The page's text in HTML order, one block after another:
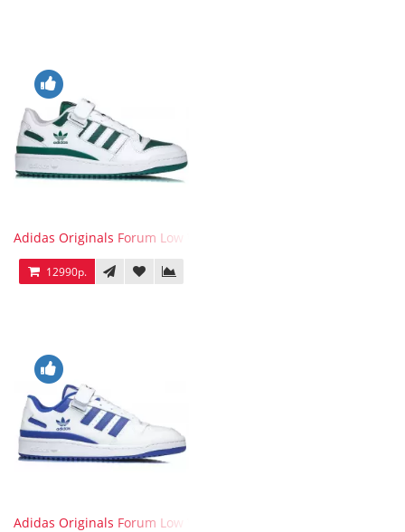
Adidas Originals Forum Low WB White Green
12990р.
Adidas Originals Forum Low WB White Blue